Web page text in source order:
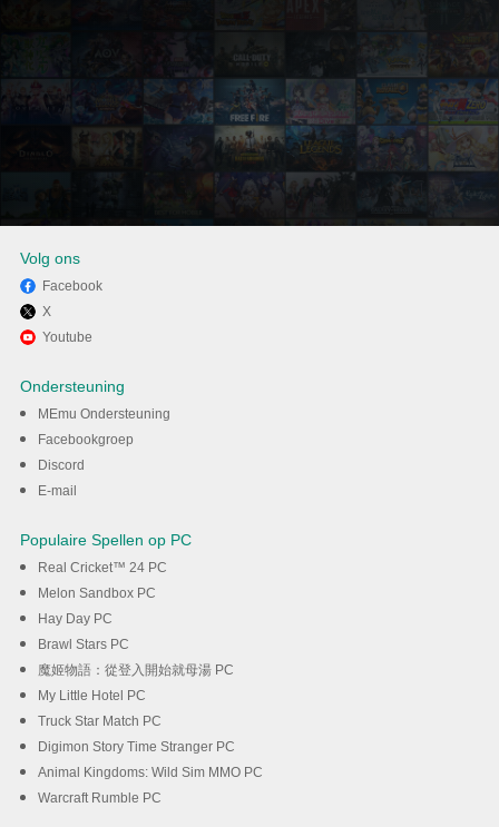
Geniet van het spelen van
Ludo Club - Dice & Board
Game op PC met MEmu
Volg ons
Facebook
X
Youtube
Ondersteuning
MEmu Ondersteuning
Facebookgroep
Discord
E-mail
Populaire Spellen op PC
Real Cricket™ 24 PC
Melon Sandbox PC
Hay Day PC
Brawl Stars PC
魔姬物語：從登入開始就母湯 PC
My Little Hotel PC
Truck Star Match PC
Digimon Story Time Stranger PC
Animal Kingdoms: Wild Sim MMO PC
Warcraft Rumble PC